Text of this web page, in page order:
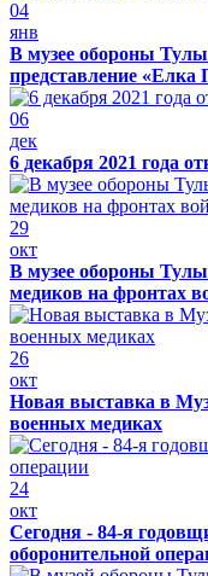
04
янв
В музее обороны
представление «Елка
06
дек
6 декабря 2021 года
29
окт
В музее обороны
медиков на фронтах
26
окт
Новая выставка в
военных медиках
24
окт
Сегодня - 84-я
оборонительной